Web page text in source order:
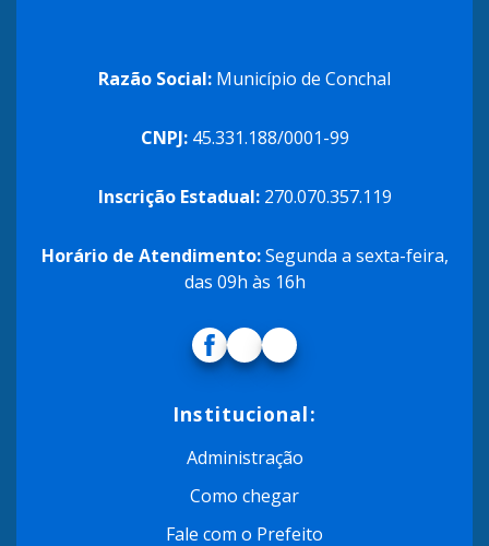
Razão Social: Município de Conchal
CNPJ:45.331.188/0001-99
Inscrição Estadual:270.070.357.119
Horário de Atendimento:Segunda a sexta-feira,
das 09h às 16h
Institucional:
Administração
Como chegar
Fale com o Prefeito